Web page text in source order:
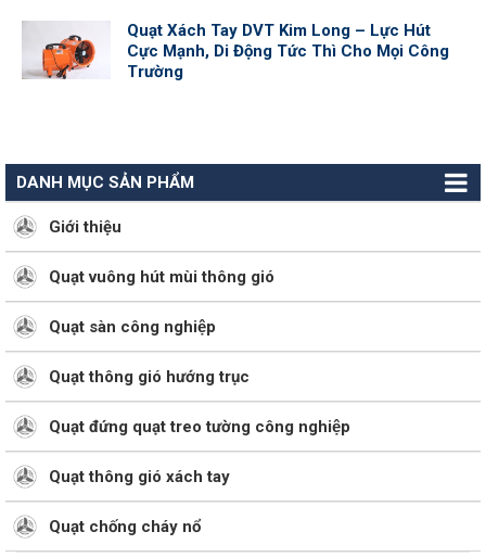
Quạt Xách Tay DVT Kim Long – Lực Hút
Cực Mạnh, Di Động Tức Thì Cho Mọi Công
Trường
DANH MỤC SẢN PHẨM
Giới thiệu
Quạt vuông hút mùi thông gió
Quạt sàn công nghiệp
Quạt thông gió hướng trục
Quạt đứng quạt treo tường công nghiệp
Quạt thông gió xách tay
Quạt chống cháy nổ